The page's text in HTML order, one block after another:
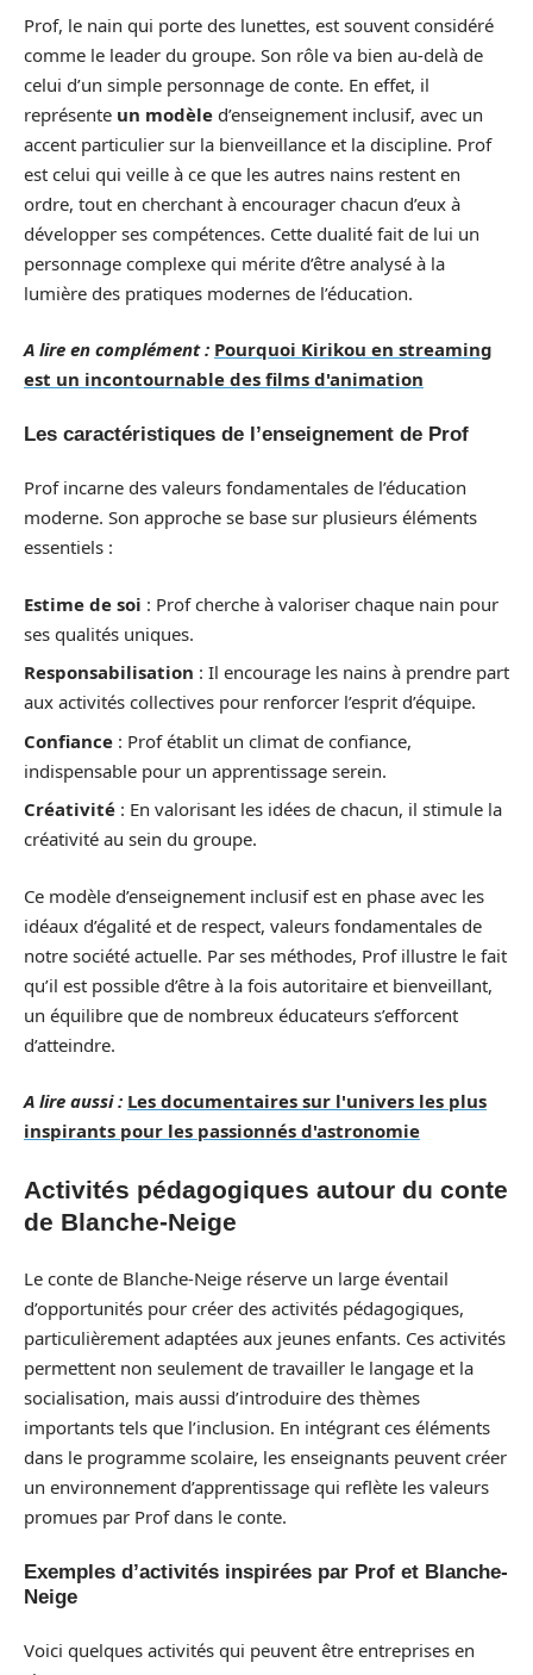
Prof, le nain qui porte des lunettes, est souvent considéré
comme le leader du groupe. Son rôle va bien au-delà de
celui d’un simple personnage de conte. En effet, il
représente un modèle d’enseignement inclusif, avec un
accent particulier sur la bienveillance et la discipline. Prof
est celui qui veille à ce que les autres nains restent en
ordre, tout en cherchant à encourager chacun d’eux à
développer ses compétences. Cette dualité fait de lui un
personnage complexe qui mérite d’être analysé à la
lumière des pratiques modernes de l’éducation.
A lire en complément : Pourquoi Kirikou en streaming
est un incontournable des films d'animation
Les caractéristiques de l’enseignement de Prof
Prof incarne des valeurs fondamentales de l’éducation
moderne. Son approche se base sur plusieurs éléments
essentiels :
Estime de soi : Prof cherche à valoriser chaque nain pour
ses qualités uniques.
Responsabilisation : Il encourage les nains à prendre part
aux activités collectives pour renforcer l’esprit d’équipe.
Confiance : Prof établit un climat de confiance,
indispensable pour un apprentissage serein.
Créativité : En valorisant les idées de chacun, il stimule la
créativité au sein du groupe.
Ce modèle d’enseignement inclusif est en phase avec les
idéaux d’égalité et de respect, valeurs fondamentales de
notre société actuelle. Par ses méthodes, Prof illustre le fait
qu’il est possible d’être à la fois autoritaire et bienveillant,
un équilibre que de nombreux éducateurs s’efforcent
d’atteindre.
A lire aussi : Les documentaires sur l'univers les plus
inspirants pour les passionnés d'astronomie
Activités pédagogiques autour du conte
de Blanche-Neige
Le conte de Blanche-Neige réserve un large éventail
d’opportunités pour créer des activités pédagogiques,
particulièrement adaptées aux jeunes enfants. Ces activités
permettent non seulement de travailler le langage et la
socialisation, mais aussi d’introduire des thèmes
importants tels que l’inclusion. En intégrant ces éléments
dans le programme scolaire, les enseignants peuvent créer
un environnement d’apprentissage qui reflète les valeurs
promues par Prof dans le conte.
Exemples d’activités inspirées par Prof et Blanche-
Neige
Voici quelques activités qui peuvent être entreprises en